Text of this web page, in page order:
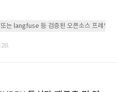
는 langfuse 등 검증된 오픈소스 프레임워